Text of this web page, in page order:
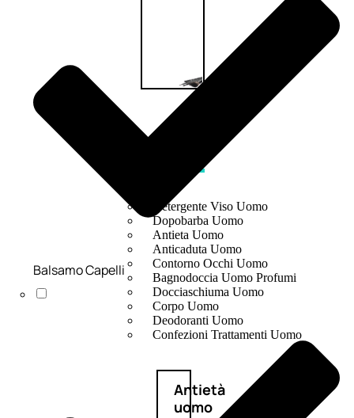
Detergente Viso Uomo
Dopobarba Uomo
Antieta Uomo
Anticaduta Uomo
Contorno Occhi Uomo
Bagnodoccia Uomo Profumi
Docciaschiuma Uomo
Corpo Uomo
Deodoranti Uomo
Confezioni Trattamenti Uomo
Antietà
uomo
Balsamo Capelli